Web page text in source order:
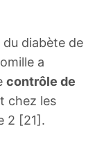
diabète de
a
contrôle de
chez les
2 [21].